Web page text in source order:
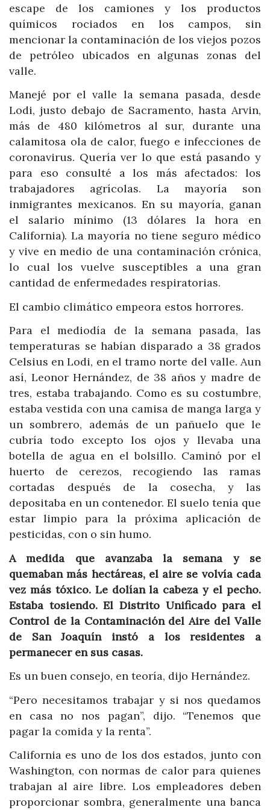
escape de los camiones y los productos
químicos rociados en los campos, sin
mencionar la contaminación de los viejos pozos
de petróleo ubicados en algunas zonas del
valle.
Manejé por el valle la semana pasada, desde
Lodi, justo debajo de Sacramento, hasta Arvin,
más de 480 kilómetros al sur, durante una
calamitosa ola de calor, fuego e infecciones de
coronavirus. Quería ver lo que está pasando y
para eso consulté a los más afectados: los
trabajadores agrícolas. La mayoría son
inmigrantes mexicanos. En su mayoría, ganan
el salario mínimo (13 dólares la hora en
California). La mayoría no tiene seguro médico
y vive en medio de una contaminación crónica,
lo cual los vuelve susceptibles a una gran
cantidad de enfermedades respiratorias.
El cambio climático empeora estos horrores.
Para el mediodía de la semana pasada, las
temperaturas se habían disparado a 38 grados
Celsius en Lodi, en el tramo norte del valle. Aun
así, Leonor Hernández, de 38 años y madre de
tres, estaba trabajando. Como es su costumbre,
estaba vestida con una camisa de manga larga y
un sombrero, además de un pañuelo que le
cubría todo excepto los ojos y llevaba una
botella de agua en el bolsillo. Caminó por el
huerto de cerezos, recogiendo las ramas
cortadas después de la cosecha, y las
depositaba en un contenedor. El suelo tenía que
estar limpio para la próxima aplicación de
pesticidas, con o sin humo.
A medida que avanzaba la semana y se
quemaban más hectáreas, el aire se volvía cada
vez más tóxico. Le dolían la cabeza y el pecho.
Estaba tosiendo. El Distrito Unificado para el
Control de la Contaminación del Aire del Valle
de San Joaquín instó a los residentes a
permanecer en sus casas.
Es un buen consejo, en teoría, dijo Hernández.
“Pero necesitamos trabajar y si nos quedamos
en casa no nos pagan”, dijo. “Tenemos que
pagar la comida y la renta”.
California es uno de los dos estados, junto con
Washington, con normas de calor para quienes
trabajan al aire libre. Los empleadores deben
proporcionar sombra, generalmente una banca